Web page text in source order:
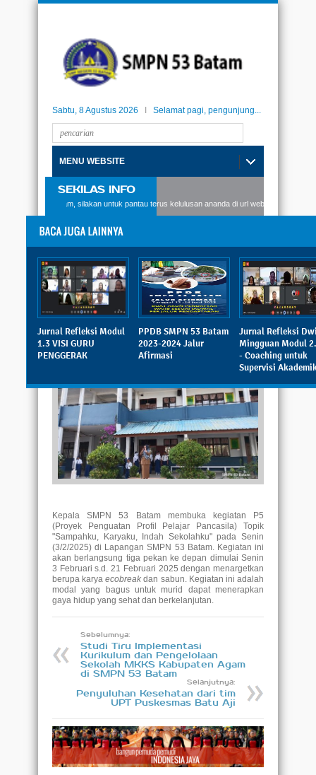
Sabtu, 8 Agustus 2026 Selamat pagi, pengunjung...
MENU WEBSITE
SEKILAS INFO
SMPN53 Batam, silakan untuk pantau terus kelulusan ananda di url website berikut:
Jurnal Refleksi Modul
1.3 VISI GURU
PENGGERAK
PPDB SMPN 53 Batam
2023-2024 Jalur
Afirmasi
Jurnal Refleksi
Mingguan Modul
- Coaching untuk
Supervisi
Proyek Penguatan Profil Pelajar
Pembukaan P5 Gaya Hidup
Berkelanjutan Topik
"Sampahku, Karyaku, Indah
Sekolahku"
Diposting:SMPN 53 Batam |
Senin, 03 Februari 2025 - 16:51:25 WIB |
Dibaca: 516 pembaca
Kepala SMPN 53 Batam membuka kegiatan P5
(Proyek Penguatan Profil Pelajar Pancasila) Topik
"Sampahku, Karyaku, Indah Sekolahku" pada Senin
(3/2/2025) di Lapangan SMPN 53 Batam. Kegiatan ini
akan berlangsung tiga pekan ke depan dimulai Senin
3 Februari s.d. 21 Februari 2025 dengan menargetkan
berupa karyaecobreak dan sabun. Kegiatan ini adalah
modal yang bagus untuk murid dapat menerapkan
gaya hidup yang sehat dan berkelanjutan.
Sebelumnya:
Studi Tiru Implementasi
Kurikulum dan Pengelolaan
Sekolah MKKS Kabupaten Agam
di SMPN 53 Batam
Selanjutnya:
Penyuluhan Kesehatan dari tim
UPT Puskesmas Batu Aji